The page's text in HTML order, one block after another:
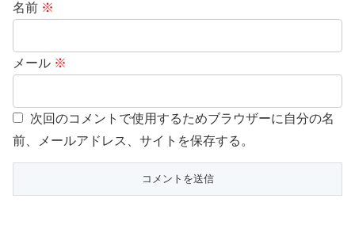
名前 ※
メール ※
次回のコメントで使用するためブラウザーに自分の名
前、メールアドレス、サイトを保存する。